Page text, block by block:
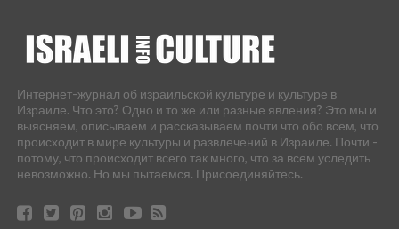
Интернет-журнал об израильской культуре и культуре в
Израиле. Что это? Одно и то же или разные явления? Это мы и
выясняем, описываем и рассказываем почти что обо всем, что
происходит в мире культуры и развлечений в Израиле. Почти -
потому, что происходит всего так много, что за всем уследить
невозможно. Но мы пытаемся. Присоединяйтесь.